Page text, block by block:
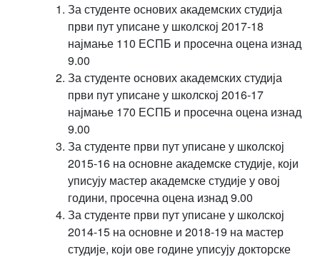
За студенте основих академских студија
први пут уписане у школској 2017-18
најмање 110 ЕСПБ и просечна оцена изнад
9.00
За студенте основих академских студија
први пут уписане у школској 2016-17
најмање 170 ЕСПБ и просечна оцена изнад
9.00
За студенте први пут уписане у школској
2015-16 на основне академске студије, који
уписују мастер академске студије у овој
години, просечна оцена изнад 9.00
За студенте први пут уписане у школској
2014-15 на основне и 2018-19 на мастер
студије, који ове године уписују докторске